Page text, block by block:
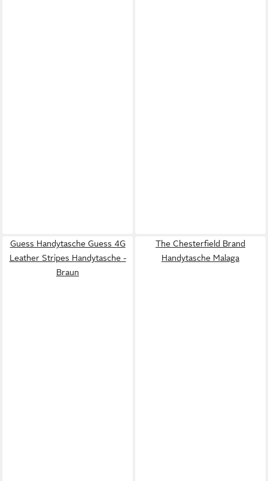
Guess Handytasche Guess 4G
Leather Stripes Handytasche -
Braun
The Chesterfield Brand
Handytasche Malaga